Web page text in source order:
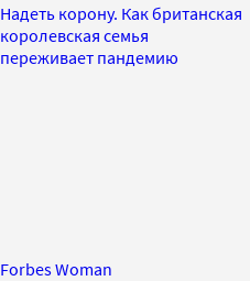
Надеть корону. Как британская
королевская семья
переживает пандемию
Forbes Woman